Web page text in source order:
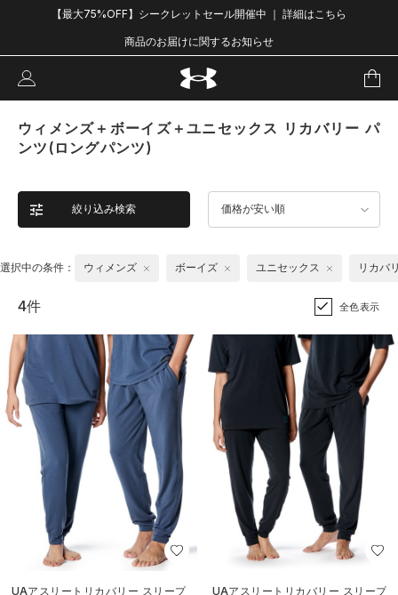
【最大75%OFF】シークレットセール開催中 ｜ 詳細はこちら
商品のお届けに関するお知らせ
ウィメンズ＋ボーイズ＋ユニセックス リカバリー パ
ンツ(ロングパンツ)
絞り込み検索 価格が安い順
選択中の条件： ウィメンズ ボーイズ ユニセックス リカバ
4件 全色表示
UAアスリートリカバリー スリープ
UAアスリートリカバリー スリープ